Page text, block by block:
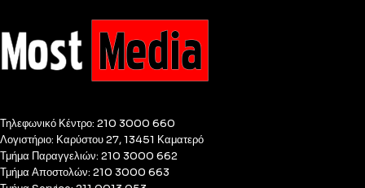
Τηλεφωνικό Κέντρο: 210 3000 660
Λογιστήριο: Καρύστου 27, 13451 Καματερό
Τμήμα Παραγγελιών: 210 3000 662
Τμήμα Αποστολών: 210 3000 663